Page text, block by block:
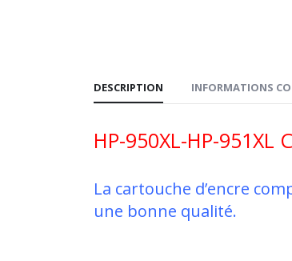
DESCRIPTION INFORMATIONS
HP-950XL-HP-951XL
La cartouche d’encre
une bonne qualité.